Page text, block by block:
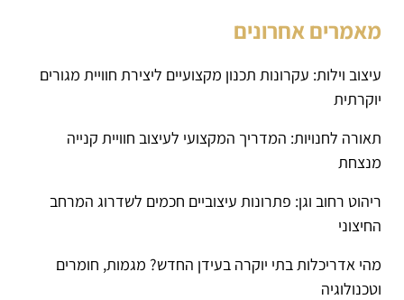
מאמרים אחרונים
עיצוב וילות: עקרונות תכנון מקצועיים ליצירת חוויית מגורים
יוקרתית
תאורה לחנויות: המדריך המקצועי לעיצוב חוויית קנייה
מנצחת
ריהוט רחוב וגן: פתרונות עיצוביים חכמים לשדרוג המרחב
החיצוני
מהי אדריכלות בתי יוקרה בעידן החדש? מגמות, חומרים
וטכנולוגיה